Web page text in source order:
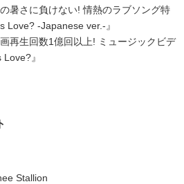
暑さに負けない! 情熱のラブソング特
Love? -Japanese ver.-』
再生回数1億回以上! ミュージックビデ
Love?』
Stallion